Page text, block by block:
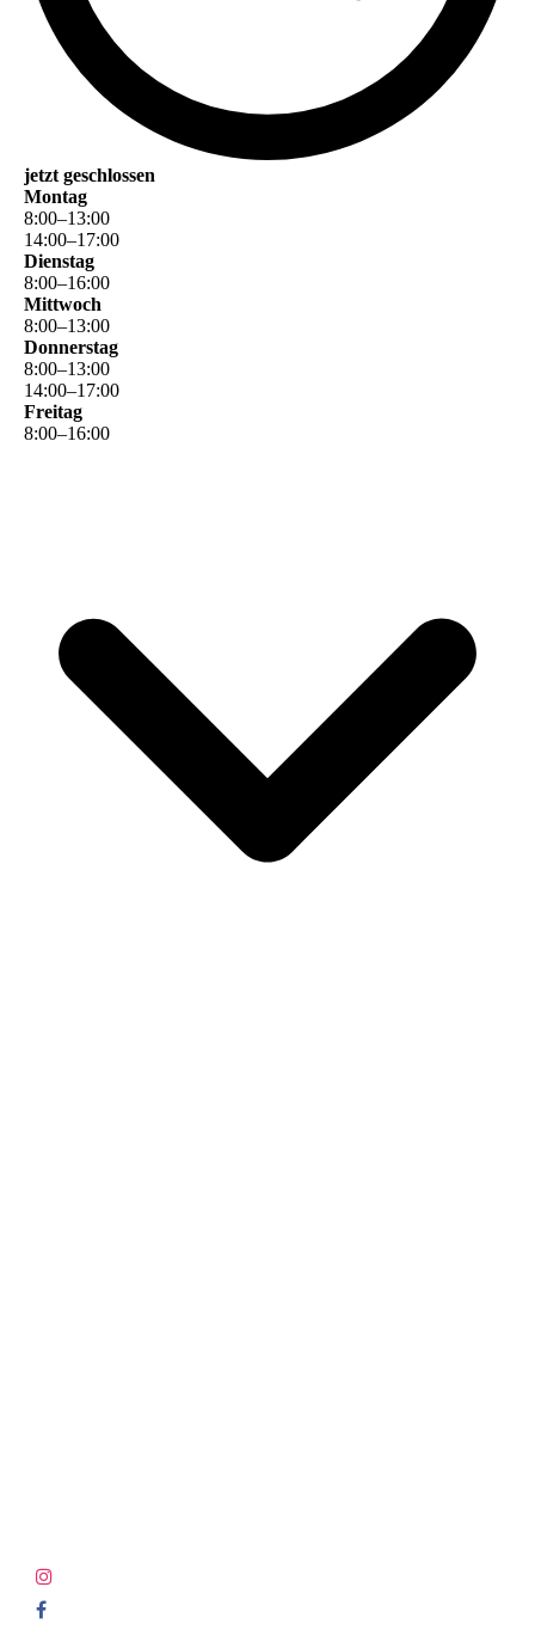
jetzt geschlossen
Montag
8:00–13:00
14:00–17:00
Dienstag
8:00–16:00
Mittwoch
8:00–13:00
Donnerstag
8:00–13:00
14:00–17:00
Freitag
8:00–16:00